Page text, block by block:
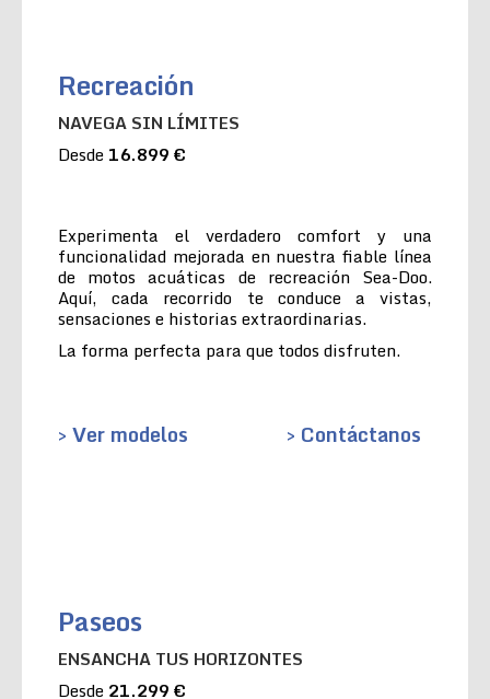
Recreación
NAVEGA SIN LÍMITES
Desde 16.899 €
Experimenta el verdadero comfort y una
funcionalidad mejorada en nuestra fiable línea
de motos acuáticas de recreación Sea-Doo.
Aquí, cada recorrido te conduce a vistas,
sensaciones e historias extraordinarias.
La forma perfecta para que todos disfruten.
> Ver modelos > Contáctanos
Paseos
ENSANCHA TUS HORIZONTES
Desde 21.299 €